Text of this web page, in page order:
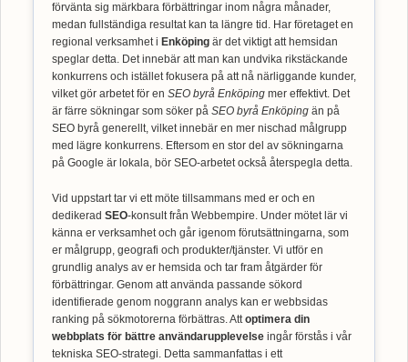
förvänta sig märkbara förbättringar inom några månader,
medan fullständiga resultat kan ta längre tid. Har företaget en
regional verksamhet i Enköping är det viktigt att hemsidan
speglar detta. Det innebär att man kan undvika rikstäckande
konkurrens och istället fokusera på att nå närliggande kunder,
vilket gör arbetet för en SEO byrå Enköping mer effektivt. Det
är färre sökningar som söker på SEO byrå Enköping än på
SEO byrå generellt, vilket innebär en mer nischad målgrupp
med lägre konkurrens. Eftersom en stor del av sökningarna
på Google är lokala, bör SEO-arbetet också återspegla detta.
Vid uppstart tar vi ett möte tillsammans med er och en
dedikerad SEO-konsult från Webbempire. Under mötet lär vi
känna er verksamhet och går igenom förutsättningarna, som
er målgrupp, geografi och produkter/tjänster. Vi utför en
grundlig analys av er hemsida och tar fram åtgärder för
förbättringar. Genom att använda passande sökord
identifierade genom noggrann analys kan er webbsidas
ranking på sökmotorerna förbättras. Attoptimera din
webbplats för bättre användarupplevelse ingår förstås i vår
tekniska SEO-strategi. Detta sammanfattas i ett